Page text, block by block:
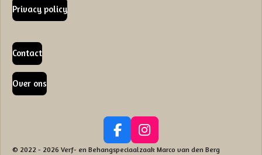
Privacy policy
Contact
Over ons
F
a
I
n
© 2022 - 2026 Verf- en Behangspeciaalzaak Marco van den Berg